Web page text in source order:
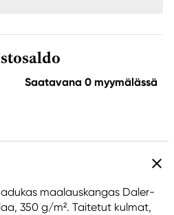
Saatavana 0 myymälässä
maalauskangas Daler-
350 g/m². Taitetut kulmat,